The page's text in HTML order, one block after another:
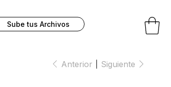
Sube tus Archivos
Anterior Siguiente